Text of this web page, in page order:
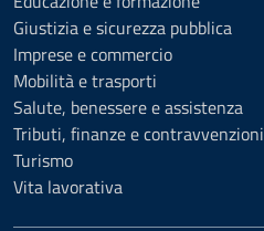
Giustizia e sicurezza pubblica
Imprese e commercio
Mobilità e trasporti
Salute, benessere e assistenza
Tributi, finanze e contravvenzioni
Turismo
Vita lavorativa